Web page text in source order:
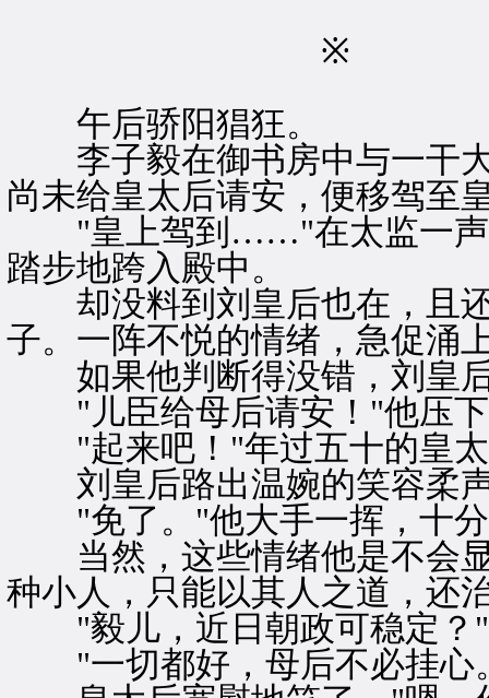
※
午后骄阳猖狂。
李子毅在御书房中与一干大
尚未给皇太后请安，便移驾至
"皇上驾到……"在太监一声
踏步地跨入殿中。
却没料到刘皇后也在，且还
子。一阵不悦的情绪，急促涌
如果他判断得没错，刘皇
"儿臣给母后请安！"他压下
"起来吧！"年过五十的皇太
刘皇后路出温婉的笑容柔
"免了。"他大手一挥，十分
当然，这些情绪他是不会显
种小人，只能以其人之道，还
"毅儿，近日朝政可稳定？"
"一切都好，母后不必挂心